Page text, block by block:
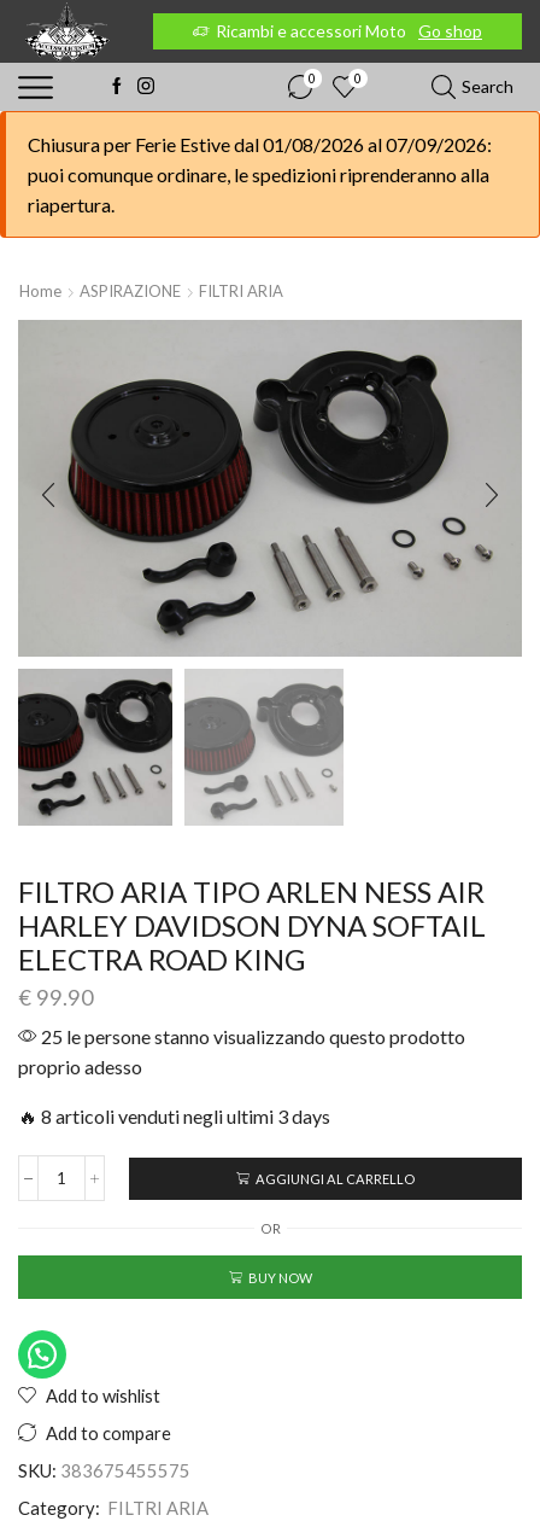
Go shop Ricambi e accessori Moto Go shop
0 0 Search
Chiusura per Ferie Estive dal 01/08/2026 al 07/09/2026:
puoi comunque ordinare, le spedizioni riprenderanno alla
riapertura.
Home ASPIRAZIONE FILTRI ARIA
FILTRO ARIA TIPO ARLEN NESS AIR
HARLEY DAVIDSON DYNA SOFTAIL
ELECTRA ROAD KING
€ 99.90
25 le persone stanno visualizzando questo prodotto
proprio adesso
🔥 8 articoli venduti negli ultimi 3 days
AGGIUNGI AL CARRELLO
OR
BUY NOW
Add to wishlist
Add to compare
SKU: 383675455575
Category: FILTRI ARIA